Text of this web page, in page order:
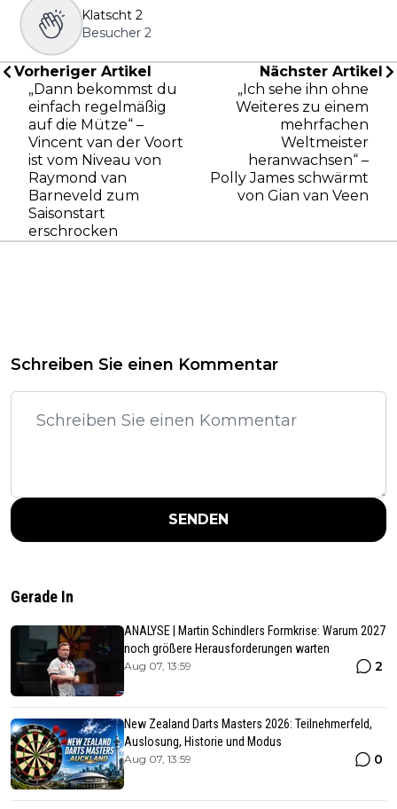
Klatscht 2
Besucher 2
Vorheriger Artikel
„Dann bekommst du
einfach regelmäßig
auf die Mütze“ –
Vincent van der Voort
ist vom Niveau von
Raymond van
Barneveld zum
Saisonstart
erschrocken
Nächster Artikel
„Ich sehe ihn ohne
Weiteres zu einem
mehrfachen
Weltmeister
heranwachsen“ –
Polly James schwärmt
von Gian van Veen
Schreiben Sie einen Kommentar
SENDEN
Gerade In
ANALYSE | Martin Schindlers Formkrise: Warum 2027
noch größere Herausforderungen warten
Aug 07, 13:59 2
New Zealand Darts Masters 2026: Teilnehmerfeld,
Auslosung, Historie und Modus
Aug 07, 13:59 0